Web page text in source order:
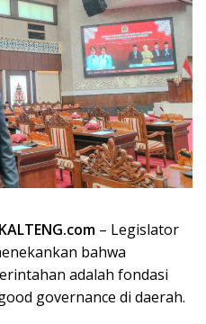
– Legislator
bahwa
adalah fondasi
governance di daerah.